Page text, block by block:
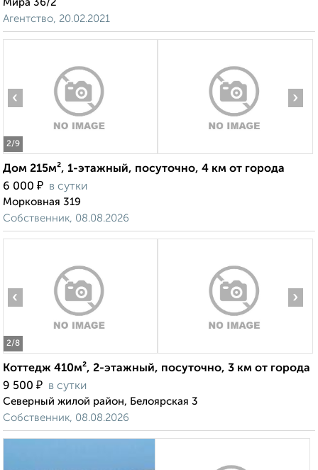
Мира 36/2
Агентство, 20.02.2021
2/9
‹ ›
Дом 215м², 1-этажный, посуточно, 4 км от города
6 000 ₽ в сутки
Морковная 319
Собственник, 08.08.2026
2/8
‹ ›
Коттедж 410м², 2-этажный, посуточно, 3 км от города
9 500 ₽ в сутки
Северный жилой район, Белоярская 3
Собственник, 08.08.2026